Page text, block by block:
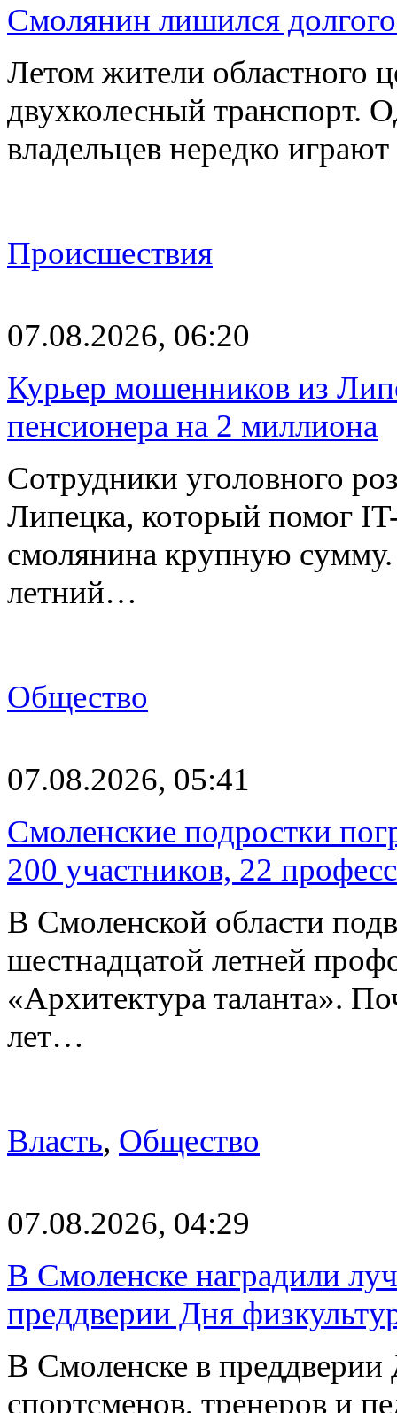
Смолянин лишился
Летом жители областного
двухколесный транспорт.
владельцев нередко
Происшествия
07.08.2026, 06:20
Курьер мошенников из
пенсионера на 2 миллиона
Сотрудники уголовного
Липецка, который помог
смолянина крупную
летний…
Общество
07.08.2026, 05:41
Смоленские подростки
200 участников, 22
В Смоленской области
шестнадцатой летней
«Архитектура таланта».
лет…
Власть, Общество
07.08.2026, 04:29
В Смоленске наградили
преддверии Дня
В Смоленске в преддверии
спортсменов, тренеров и